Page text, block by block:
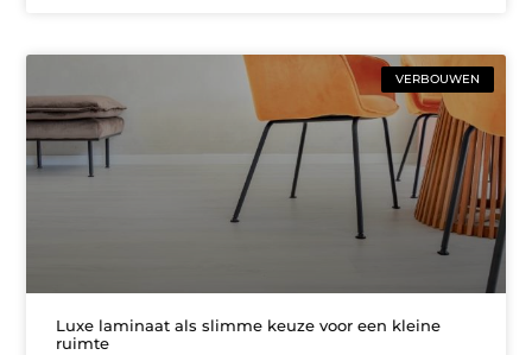
VERBOUWEN
Luxe laminaat als slimme keuze voor een kleine
ruimte